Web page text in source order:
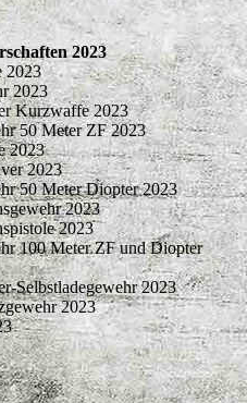
2023
2023
2023
Kurzwaffe 2023
50 Meter ZF 2023
2023
2023
50 Meter Diopter 2023
2023
2023
100 Meter ZF und Diopter
Selbstladegewehr 2023
2023